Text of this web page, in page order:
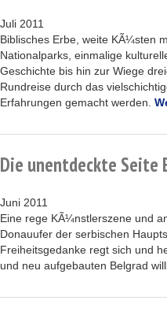
Juli 2011
Biblisches Erbe, weite KÃ¼sten
Nationalparks, einmalige
Geschichte bis hin zur Wiege
Rundreise durch das
Erfahrungen gemacht werden.
Die unentdeckte Seite
Juni 2011
Eine rege KÃ¼nstlerszene und
Donauufer der serbischen
Freiheitsgedanke regt sich und
und neu aufgebauten Belgrad